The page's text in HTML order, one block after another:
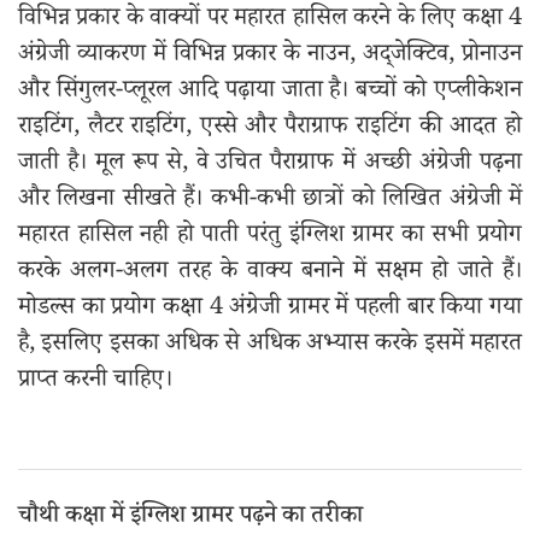
विभिन्न प्रकार के वाक्यों पर महारत हासिल करने के लिए कक्षा 4
अंग्रेजी व्याकरण में विभिन्न प्रकार के नाउन, अद्जेक्टिव, प्रोनाउन
और सिंगुलर-प्लूरल आदि पढ़ाया जाता है। बच्चों को एप्लीकेशन
राइटिंग, लैटर राइटिंग, एस्से और पैराग्राफ राइटिंग की आदत हो
जाती है। मूल रूप से, वे उचित पैराग्राफ में अच्छी अंग्रेजी पढ़ना
और लिखना सीखते हैं। कभी-कभी छात्रों को लिखित अंग्रेजी में
महारत हासिल नही हो पाती परंतु इंग्लिश ग्रामर का सभी प्रयोग
करके अलग-अलग तरह के वाक्य बनाने में सक्षम हो जाते हैं।
मोडल्स का प्रयोग कक्षा 4 अंग्रेजी ग्रामर में पहली बार किया गया
है, इसलिए इसका अधिक से अधिक अभ्यास करके इसमें महारत
प्राप्त करनी चाहिए।
चौथी कक्षा में इंग्लिश ग्रामर पढ़ने का तरीका